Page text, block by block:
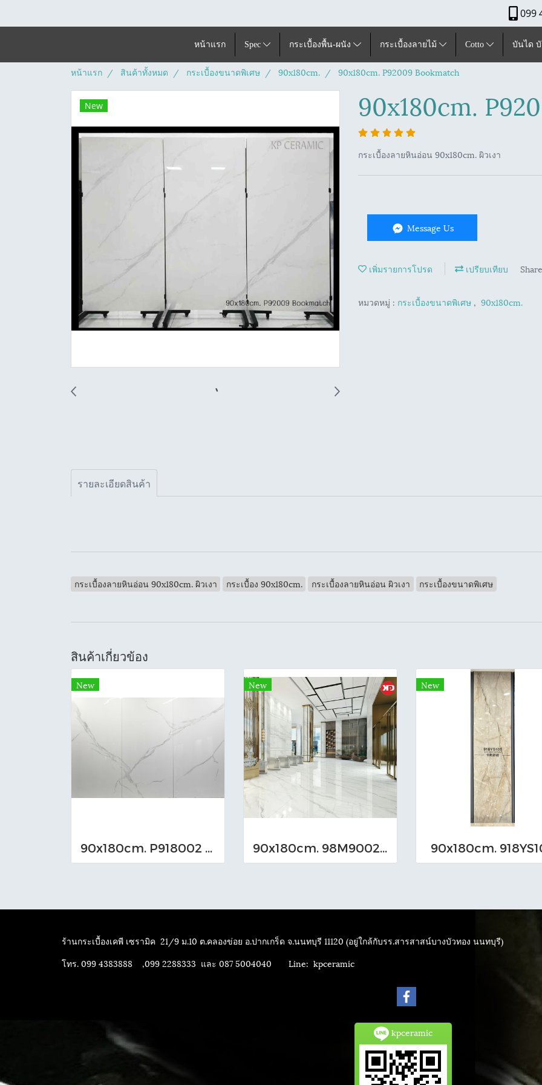
099
หน้าแรก Spec กระเบื้องพื้น-ผนัง กระเบื้องลายไม้ Cotto บันได
หน้าแรก สินค้าทั้งหมด กระเบื้องขนาดพิเศษ 90x180cm. 90x180cm. P92009 Bookmatch
New 90x180cm.
กระเบื้องลายหินอ่อน 90x180cm. ผิวเงา
Message Us
เพิ่มรายการโปรด เปรียบเทียบ Share
หมวดหมู่ : กระเบื้องขนาดพิเศษ , 90x180cm.
รายละเอียดสินค้า
กระเบื้องลายหินอ่อน 90x180cm. ผิวเงา กระเบื้อง 90x180cm. กระเบื้องลายหินอ่อน ผิวเงา กระเบื้องขนาดพิเศษ
สินค้าเกี่ยวข้อง
New
90x180cm. P918002 Bookmatch
New
90x180cm. 98M9002 A.B.C
New
90x180cm.
ร้านกระเบื้องเคพี เซรามิค 21/9 ม.10 ต.คลองข่อย อ.ปากเกร็ด จ.นนทบุรี 11120 (อยู่ใกล้กับรร.สารสาสน์บางบัวทอง นนทบุรี)
โทร. 099 4383888 ,099 2288333 และ 087 5004040 Line: kpceramic
kpceramic